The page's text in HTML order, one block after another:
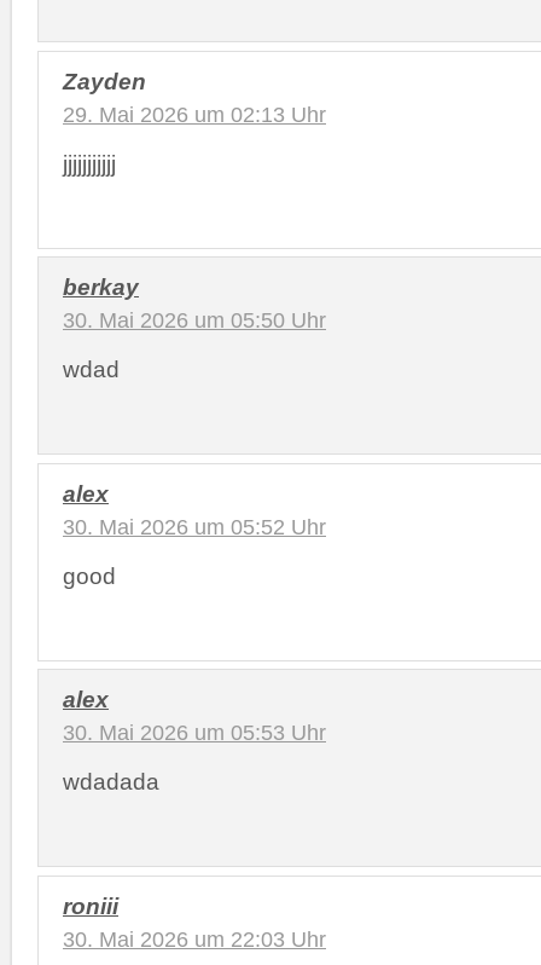
Zayden
29. Mai 2026 um 02:13 Uhr
jjjjjjjjjjj
berkay
30. Mai 2026 um 05:50 Uhr
wdad
alex
30. Mai 2026 um 05:52 Uhr
good
alex
30. Mai 2026 um 05:53 Uhr
wdadada
roniii
30. Mai 2026 um 22:03 Uhr